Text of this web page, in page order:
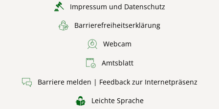
Impressum und Datenschutz
Barrierefreiheitserklärung
Webcam
Amtsblatt
Barriere melden | Feedback zur Internetpräsenz
Leichte Sprache